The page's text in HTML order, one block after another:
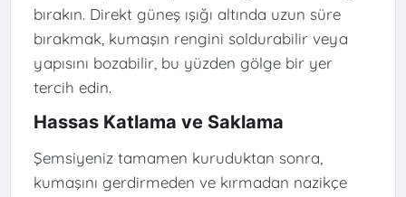
bırakın. Direkt güneş ışığı altında uzun süre
bırakmak, kumaşın rengini soldurabilir veya
yapısını bozabilir, bu yüzden gölge bir yer
tercih edin.
Hassas Katlama ve Saklama
Şemsiyeniz tamamen kuruduktan sonra,
kumaşını gerdirmeden ve kırmadan nazikçe